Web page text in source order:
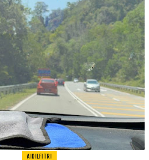
AIDILFITRI